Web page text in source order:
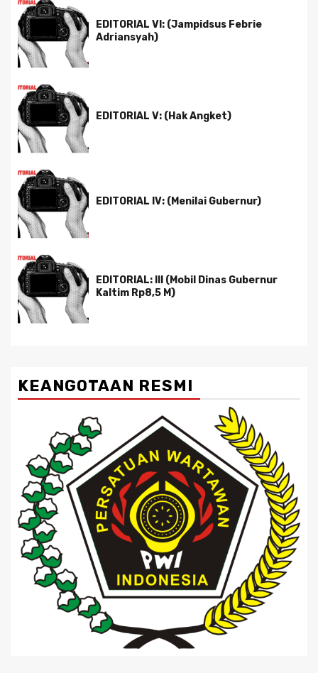
EDITORIAL VI: (Jampidsus Febrie
Adriansyah)
EDITORIAL V: (Hak Angket)
EDITORIAL IV: (Menilai Gubernur)
EDITORIAL: III (Mobil Dinas Gubernur
Kaltim Rp8,5 M)
KEANGOTAAN RESMI